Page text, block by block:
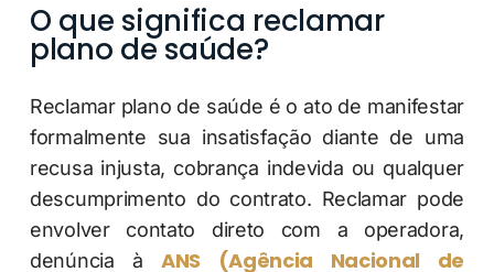
O que significa reclamar
plano de saúde?
Reclamar plano de saúde é o ato de manifestar
formalmente sua insatisfação diante de uma
recusa injusta, cobrança indevida ou qualquer
descumprimento do contrato. Reclamar pode
envolver contato direto com a operadora,
denúncia àANS (Agência Nacional de